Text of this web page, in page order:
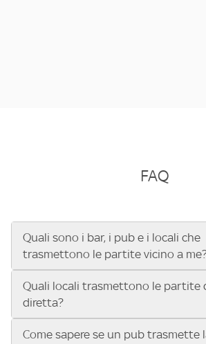
FAQ
Quali sono i bar, i pub e i locali che
trasmettono le partite vicino a
Se cerchi un bar, pub, ristorante o locale
vedere le partite di Serie A ENILIVE, la
UEFA Champions League, la UEFA
Conference League, il Tennis, la Formula
Quali locali trasmettono le partite
diretta?
Vuoi sapere quali bar, pub o ristoranti
Come sapere se un pub trasmette